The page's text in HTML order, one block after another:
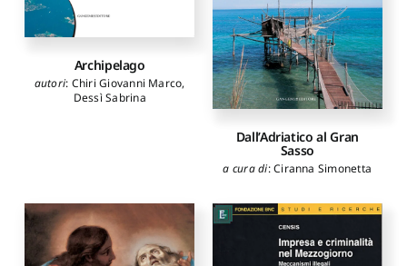
Archipelago
autori: Chiri Giovanni Marco,
Dessì Sabrina
Dall’Adriatico al Gran
Sasso
a cura di:Ciranna Simonetta